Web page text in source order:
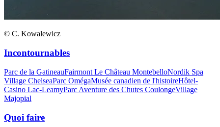
© C. Kowalewicz
Incontournables
Parc de la GatineauFairmont Le Château MontebelloNordik Spa
Village ChelseaParc OmégaMusée canadien de l'histoireHôtel-
Casino Lac-LeamyParc Aventure des Chutes CoulongeVillage
Majopial
Quoi faire